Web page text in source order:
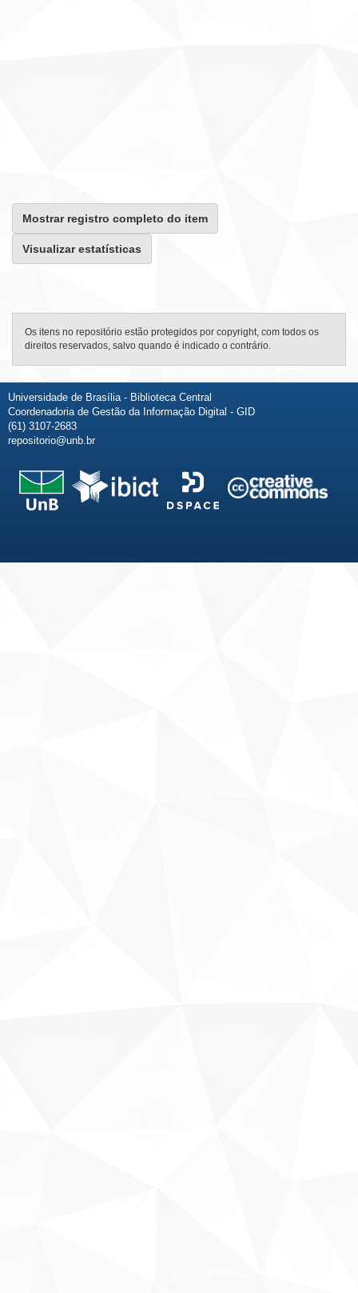
Mostrar registro completo do item
Visualizar estatísticas
Os itens no repositório estão protegidos por copyright, com todos os
direitos reservados, salvo quando é indicado o contrário.
Universidade de Brasília - Biblioteca Central
Coordenadoria de Gestão da Informação Digital - GID
(61) 3107-2683
repositorio@unb.br